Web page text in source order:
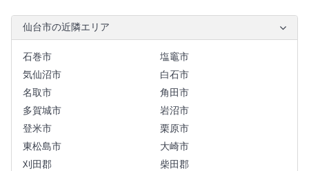
仙台市の近隣エリア
石巻市
塩竈市
気仙沼市
白石市
名取市
角田市
多賀城市
岩沼市
登米市
栗原市
東松島市
大崎市
刈田郡
柴田郡